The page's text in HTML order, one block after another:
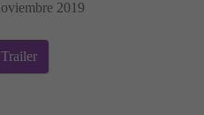
2019